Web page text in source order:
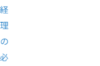
経
理
の
必